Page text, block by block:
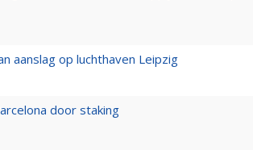
aanslag op luchthaven Leipzig
door staking